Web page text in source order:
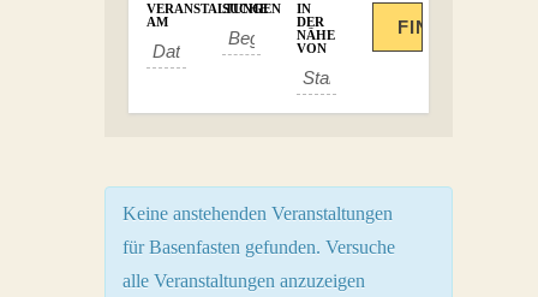
VERANSTALTUNGEN
AM
SUCHE
IN
DER
NÄHE
VON
Keine anstehenden Veranstaltungen
für Basenfasten gefunden. Versuche
alle Veranstaltungen anzuzeigen